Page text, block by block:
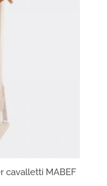
cavalletti MABEF